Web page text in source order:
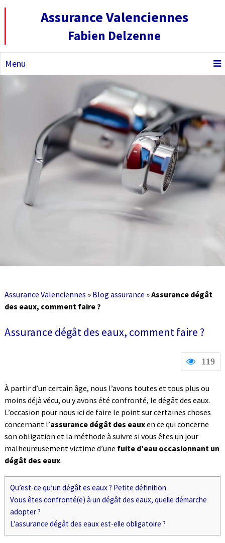
Assurance Valenciennes
Fabien Delzenne
Menu
Assurance Valenciennes » Blog assurance »Assurance dégât
des eaux, comment faire ?
Assurance dégât des eaux, comment faire ?
119
À partir d’un certain âge, nous l’avons toutes et tous plus ou
moins déjà vécu, ou y avons été confronté, le dégât des eaux.
L’occasion pour nous ici de faire le point sur certaines choses
concernant l’assurance dégât des eauxen ce qui concerne
son obligation et la méthode à suivre si vous êtes un jour
malheureusement victime d’une fuite d’eau occasionnant un
dégât des eaux.
Qu’est-ce qu’un dégât es eaux ? Petite définition
Vous êtes confronté(e) à un dégât des eaux, quelle démarche
adopter ?
L’assurance dégât des eaux est-elle obligatoire ?